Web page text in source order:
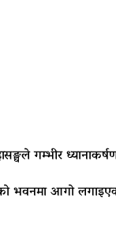
गम्भीर
भवनमा आगो